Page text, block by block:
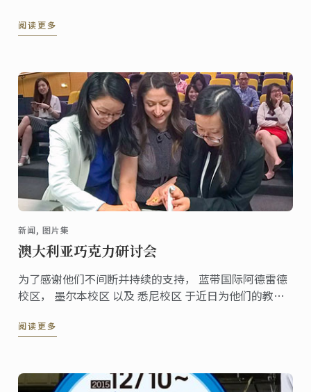
阅读更多
新闻, 图片集
澳大利亚巧克力研讨会
为了感谢他们不间断并持续的支持， 蓝带国际阿德雷德
校区， 墨尔本校区 以及 悉尼校区 于近日为他们的教育
阅读更多